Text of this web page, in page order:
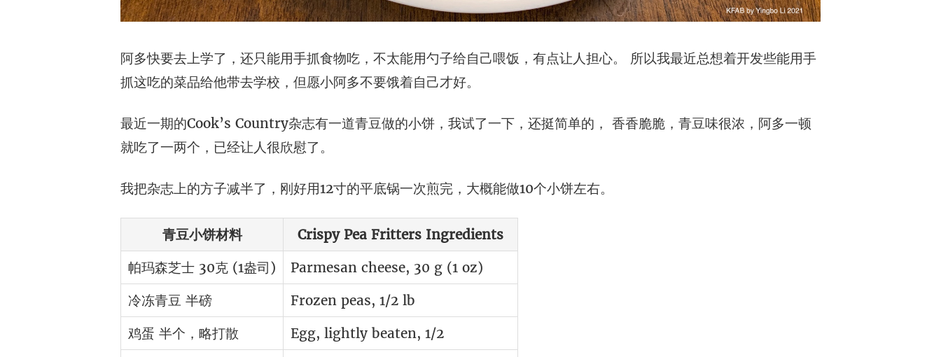
阿多快要去上学了，还只能用手抓食物吃，不太能用勺子给自己喂饭，有点让人担心。 所以我最近总想着开发些能用手
抓这吃的菜品给他带去学校，但愿小阿多不要饿着自己才好。
最近一期的Cook’s Country杂志有一道青豆做的小饼，我试了一下，还挺简单的， 香香脆脆，青豆味很浓，阿多一顿
就吃了一两个，已经让人很欣慰了。
我把杂志上的方子减半了，刚好用12寸的平底锅一次煎完，大概能做10个小饼左右。
青豆小饼材料
Crispy Pea Fritters Ingredients
帕玛森芝士 30克 (1盎司)
Parmesan cheese, 30 g (1 oz)
冷冻青豆 半磅
Frozen peas, 1/2 lb
鸡蛋 半个，略打散
Egg, lightly beaten, 1/2